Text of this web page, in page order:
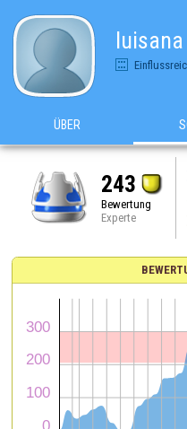
luisana
ÜBER
243
Bewertung
Experte